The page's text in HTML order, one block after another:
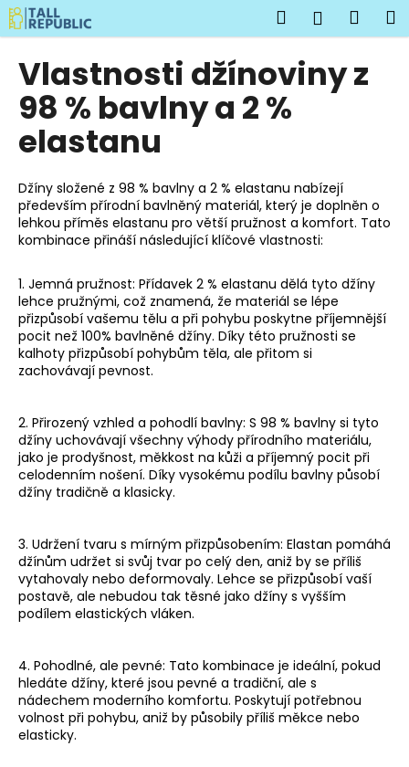
Přejít
na
obsah
Hledat
Vlastnosti džínoviny z
98 % bavlny a 2 %
elastanu
Džíny složené z 98 % bavlny a 2 % elastanu nabízejí
především přírodní bavlněný materiál, který je doplněn o
lehkou příměs elastanu pro větší pružnost a komfort. Tato
kombinace přináší následující klíčové vlastnosti:
1. Jemná pružnost: Přídavek 2 % elastanu dělá tyto džíny
lehce pružnými, což znamená, že materiál se lépe
přizpůsobí vašemu tělu a při pohybu poskytne příjemnější
pocit než 100% bavlněné džíny. Díky této pružnosti se
kalhoty přizpůsobí pohybům těla, ale přitom si
zachovávají pevnost.
2. Přirozený vzhled a pohodlí bavlny: S 98 % bavlny si tyto
džíny uchovávají všechny výhody přírodního materiálu,
jako je prodyšnost, měkkost na kůži a příjemný pocit při
celodenním nošení. Díky vysokému podílu bavlny působí
džíny tradičně a klasicky.
3. Udržení tvaru s mírným přizpůsobením: Elastan pomáhá
džínům udržet si svůj tvar po celý den, aniž by se příliš
vytahovaly nebo deformovaly. Lehce se přizpůsobí vaší
postavě, ale nebudou tak těsné jako džíny s vyšším
podílem elastických vláken.
4. Pohodlné, ale pevné: Tato kombinace je ideální, pokud
hledáte džíny, které jsou pevné a tradiční, ale s
nádechem moderního komfortu. Poskytují potřebnou
volnost při pohybu, aniž by působily příliš měkce nebo
elasticky.
K
o
C
o
p
t
ř
e
u
j
e
t
e
a
j
í
t
HLEDAT
D
o
p